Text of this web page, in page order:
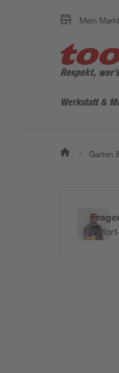
Mein
Werkstatt &
/ Garten